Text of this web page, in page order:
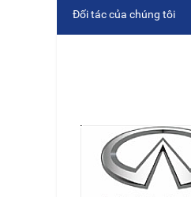
Đối tác của chúng tôi